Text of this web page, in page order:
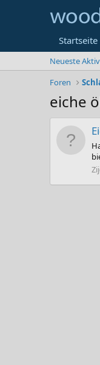
Startseite
Neueste
Foren
eiche